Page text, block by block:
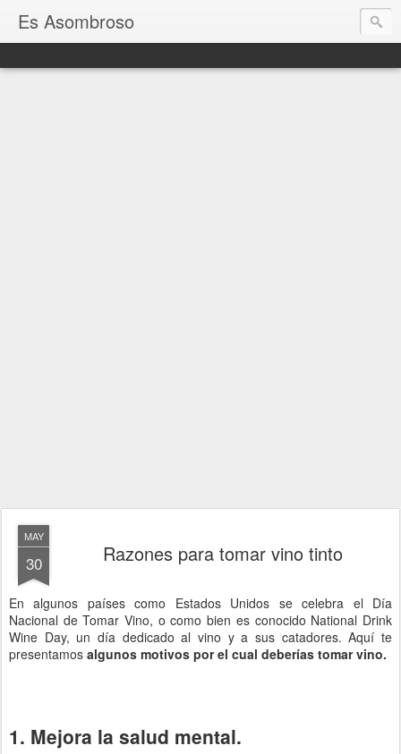
Es Asombroso
MAY
30 Razones para tomar vino tinto
En algunos países como Estados Unidos se celebra el Día
Nacional de Tomar Vino, o como bien es conocido National Drink
Wine Day, un día dedicado al vino y a sus catadores. Aquí te
presentamos algunos motivos por el cual deberías tomar vino.
1. Mejora la salud mental.